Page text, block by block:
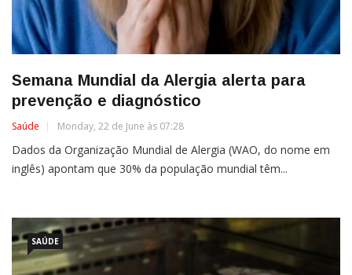
Semana Mundial da Alergia alerta para
prevenção e diagnóstico
Saúde Monday, 22 de June às 07:28
Dados da Organização Mundial de Alergia (WAO, do nome em
inglês) apontam que 30% da população mundial têm...
SAÚDE